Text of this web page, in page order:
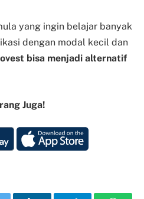
yang ingin belajar banyak
dengan modal kecil dan
bisa menjadi alternatif
Juga!